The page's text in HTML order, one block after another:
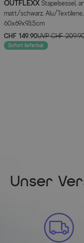
OUTFLEXX Stapelsessel,
matt/schwarz, Alu/Textilene,
60x69x93,5cm
CHF 149.90UVPCHF
Sofort lieferbar
Unser